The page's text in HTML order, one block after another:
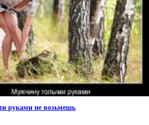
руками не возьмешь